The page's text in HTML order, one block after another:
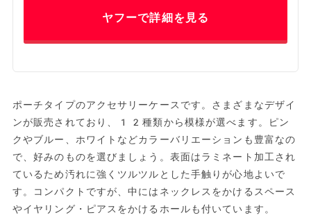
ヤフーで詳細を見る
ポーチタイプのアクセサリーケースです。さまざまなデザイ
ンが販売されており、12種類から模様が選べます。ピン
クやブルー、ホワイトなどカラーバリエーションも豊富なの
で、好みのものを選びましょう。表面はラミネート加工され
ているため汚れに強くツルツルとした手触りが心地よいで
す。コンパクトですが、中にはネックレスをかけるスペース
やイヤリング・ピアスをかけるホールも付いています。